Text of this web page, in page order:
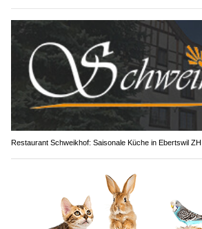
Restaurant Schweikhof: Saisonale Küche in Ebertswil